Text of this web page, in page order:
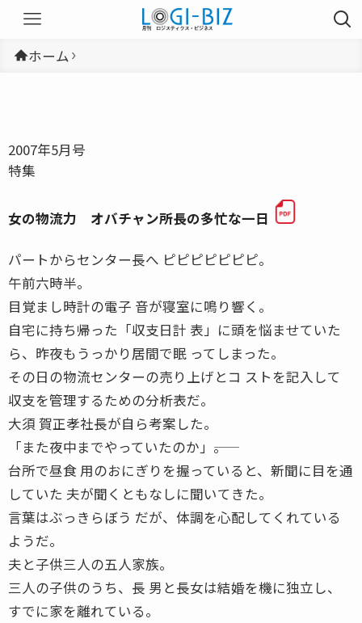
ホーム
2007年5月号
特集
女の物流力 オバチャン所長の多忙な一日
パートからセンター長へ ピピピピピピピ。
午前六時半。
目覚まし時計の電子 音が寝室に鳴り響く。
自宅に持ち帰った「収支日計 表」に頭を悩ませていた
ら、昨夜もうっかり居間で眠 ってしまった。
その日の物流センターの売り上げとコ ストを記入して
収支を管理するための分析表だ。
大須 賀正孝社長が自ら考案した。
「また夜中までやっていたのか」――。
台所で昼食 用のおにぎりを握っていると、新聞に目を通
していた 夫が聞くともなしに聞いてきた。
言葉はぶっきらぼう だが、体調を心配してくれている
ようだ。
夫と子供三人の五人家族。
三人の子供のうち、長 男と長女は結婚を機に独立し、
すでに家を離れている。